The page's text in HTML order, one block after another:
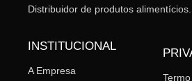
Distribuidor de produtos alimentícios.
INSTITUCIONAL
A Empresa
Termo